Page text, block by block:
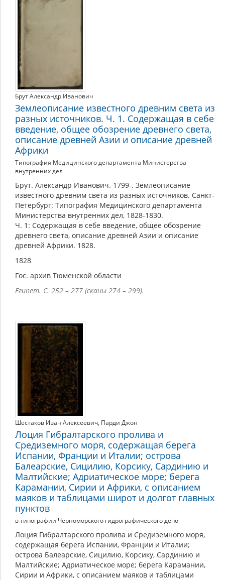
Брут Александр Иванович
Землеописание известного древним света из
разных источников. Ч. 1. Содержащая в себе
введение, общее обозрение древнего света,
описание древней Азии и описание древней
Африки
Типография Медицинского департамента Министерства
внутренних дел
Брут. Александр Иванович. 1799-. Землеописание
известного древним света из разных источников. Санкт-
Петербург: Типография Медицинского департамента
Министерства внутренних дел, 1828-1830.
Ч. 1: Содержащая в себе введение, общее обозрение
древнего света, описание древней Азии и описание
древней Африки. 1828.
1828
Гос. архив Тюменской области
Египет. С. 252 – 277 (сканы 274 – 299).
Шестаков Иван Алексеевич, Парди Джон
Лоция Гибралтарского пролива и
Средиземного моря, содержащая берега
Испании, Франции и Италии; острова
Балеарские, Сицилию, Корсику, Сардинию и
Малтийские; Адриатическое море; берега
Карамании, Сирии и Африки, с описанием
маяков и таблицами широт и долгот главных
пунктов
в типографии Черноморского гидрографического депо
Лоция Гибралтарского пролива и Средиземного моря,
содержащая берега Испании, Франции и Италии;
острова Балеарские, Сицилию, Корсику, Сардинию и
Малтийские; Адриатическое море; берега Карамании,
Сирии и Африки, с описанием маяков и таблицами